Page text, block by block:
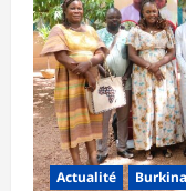
Actualité Burkina